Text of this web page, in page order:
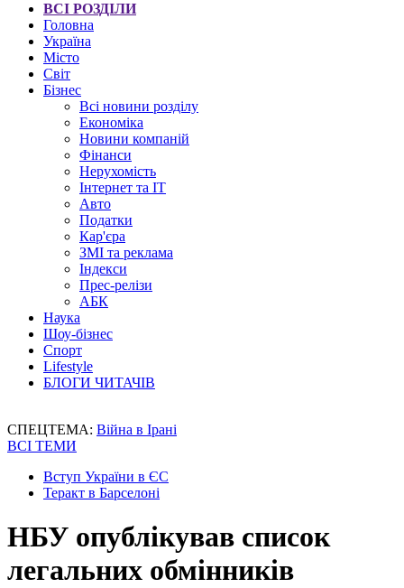
ВСІ РОЗДІЛИ
Головна
Україна
Місто
Світ
Бізнес
Всі новини розділу
Економіка
Новини компаній
Фінанси
Нерухомість
Інтернет та IT
Авто
Податки
Кар'єра
ЗМІ та реклама
Індекси
Прес-релізи
АБК
Наука
Шоу-бізнес
Спорт
Lifestyle
БЛОГИ ЧИТАЧІВ
СПЕЦТЕМА: Війна в Ірані
ВСІ ТЕМИ
Вступ України в ЄС
Теракт в Барселоні
НБУ опублікував список
легальних обмінників